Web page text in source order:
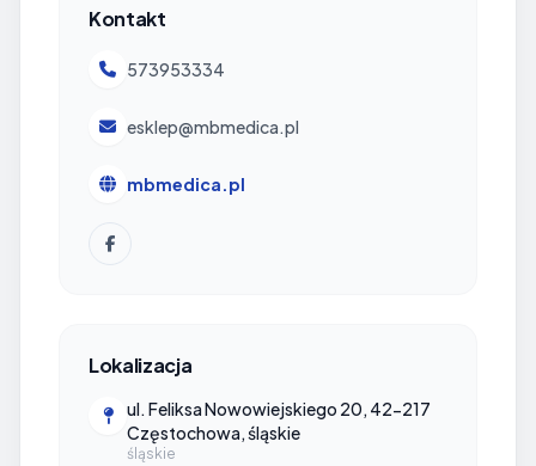
Kontakt
573953334
esklep@mbmedica.pl
mbmedica.pl
Lokalizacja
ul. Feliksa Nowowiejskiego 20, 42-217
Częstochowa, śląskie
śląskie